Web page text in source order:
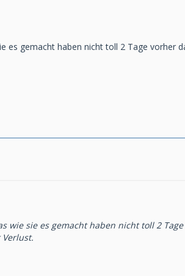
es gemacht haben nicht toll 2 Tage vorher
wie sie es gemacht haben nicht toll 2 Tage